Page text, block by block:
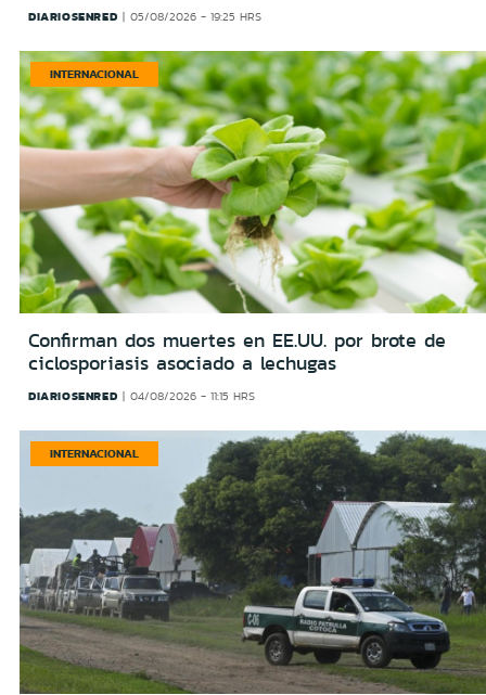
DIARIOSENRED 05/08/2026 - 19:25 HRS
INTERNACIONAL
Confirman dos muertes en EE.UU. por brote de
ciclosporiasis asociado a lechugas
DIARIOSENRED 04/08/2026 - 11:15 HRS
INTERNACIONAL